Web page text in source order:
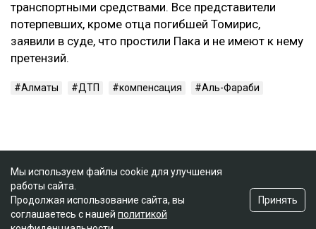
транспортными средствами. Все представители
потерпевших, кроме отца погибшей Томирис,
заявили в суде, что простили Пака и не имеют к нему
претензий.
Алматы ДТП компенсация Аль-Фараби
Мы используем файлы cookie для улучшения
работы сайта.
Продолжая использование сайта, вы
соглашаетесь с нашей политикой
Принять